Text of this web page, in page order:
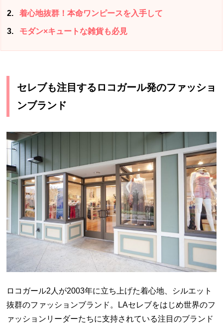
2 着心地抜群！本命ワンピースを入手して
3 モダン×キュートな雑貨も必見
セレブも注目するロコガール発のファッショ
ンブランド
ロコガール2人が2003年に立ち上げた着心地、シルエット
抜群のファッションブランド。LAセレブをはじめ世界のフ
ァッションリーダーたちに支持されている注目のブランド